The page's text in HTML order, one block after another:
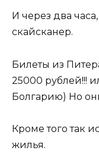
И через два
скайсканер.
Билеты из
25000 рублей!!!
Болгарию) Но
Кроме того так
жилья.